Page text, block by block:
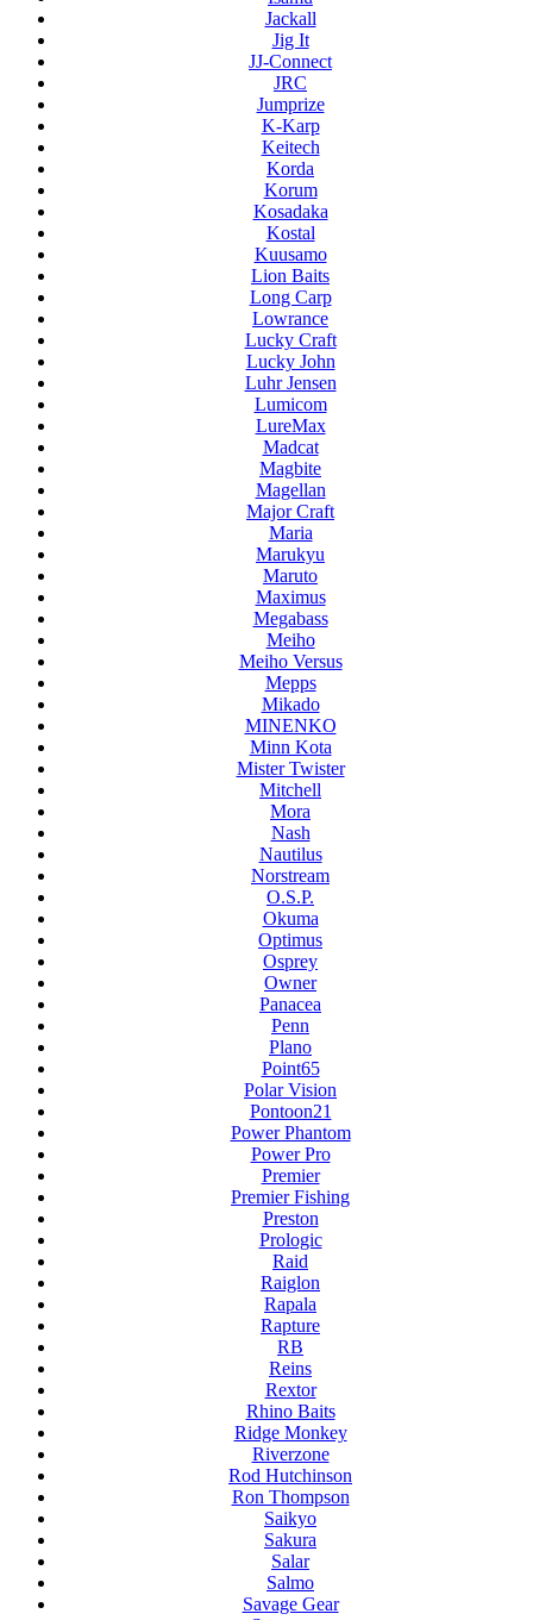
Jackall
Jig It
JJ-Connect
JRC
Jumprize
K-Karp
Keitech
Korda
Korum
Kosadaka
Kostal
Kuusamo
Lion Baits
Long Carp
Lowrance
Lucky Craft
Lucky John
Luhr Jensen
Lumicom
LureMax
Madcat
Magbite
Magellan
Major Craft
Maria
Marukyu
Maruto
Maximus
Megabass
Meiho
Meiho Versus
Mepps
Mikado
MINENKO
Minn Kota
Mister Twister
Mitchell
Mora
Nash
Nautilus
Norstream
O.S.P.
Okuma
Optimus
Osprey
Owner
Panacea
Penn
Plano
Point65
Polar Vision
Pontoon21
Power Phantom
Power Pro
Premier
Premier Fishing
Preston
Prologic
Raid
Raiglon
Rapala
Rapture
RB
Reins
Rextor
Rhino Baits
Ridge Monkey
Riverzone
Rod Hutchinson
Ron Thompson
Saikyo
Sakura
Salar
Salmo
Savage Gear